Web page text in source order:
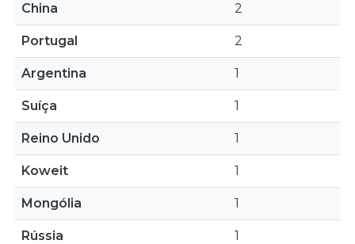
China 2
Portugal 2
Argentina 1
Suíça 1
Reino Unido 1
Koweit 1
Mongólia 1
Rússia 1